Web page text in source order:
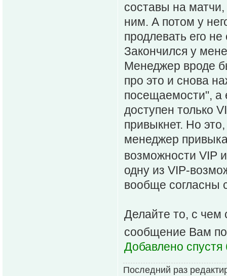
составы на
ним. А потом у
продлевать его
Закончился у
Менеджер вроде
про это и снова
посещаемости", а
доступен только
привыкнет. Но
менеджер
возможности VIP
одну из VIP-
вообще согласны
Делайте то, с чем
сообщение Вам
Добавлено спустя
Последний раз